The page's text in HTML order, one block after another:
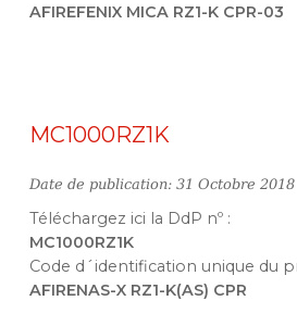
AFIREFENIX MICA RZ1-K CPR-03
MC1000RZ1K
Date de publication: 31 Octobre 2018
Téléchargez ici la DdP nº :
MC1000RZ1K
Code d´identification unique du
AFIRENAS-X RZ1-K(AS) CPR